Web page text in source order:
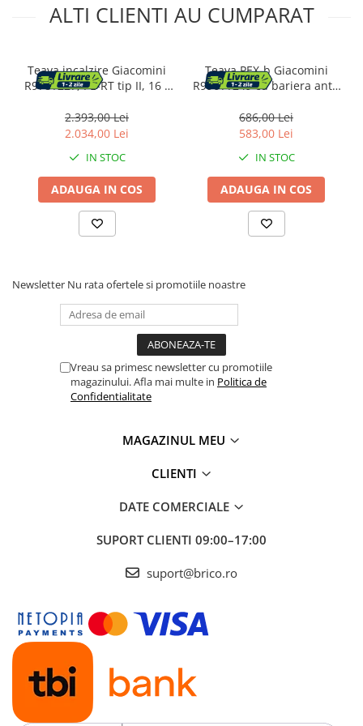
ALTI CLIENTI AU CUMPARAT
Teava incalzire Giacomini
R978Y227, PE-RT tip II, 16 x
EVOH, 5straturi, rosu, colac
600 m
2.393,00 Lei
2.034,00 Lei
IN STOC
ADAUGA IN COS
Teava PEX-b Giacomini
R996TY249 cu bariera anti-
100 m, pentru incalzire prin
pardoseala si sisteme de
686,00 Lei
583,00 Lei
IN STOC
ADAUGA IN COS
Newsletter Nu rata ofertele si promotiile noastre
Vreau sa primesc newsletter cu promotiile
magazinului. Afla mai multe in Politica de
Confidentialitate
MAGAZINUL MEU
CLIENTI
DATE COMERCIALE
SUPORT CLIENTI 09:00–17:00
suport@brico.ro